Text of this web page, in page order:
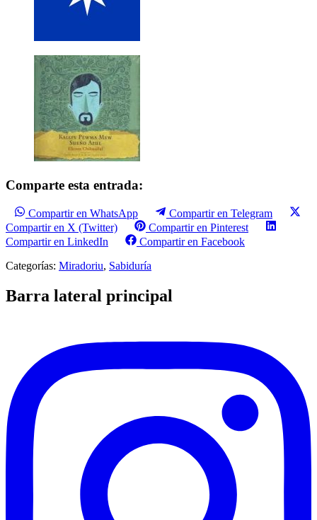
Comparte esta entrada:
Compartir en WhatsApp
Compartir en Telegram
Compartir en X (Twitter)
Compartir en Pinterest
Compartir en LinkedIn
Compartir en Facebook
Categorías: Miradoriu, Sabiduría
Barra lateral principal